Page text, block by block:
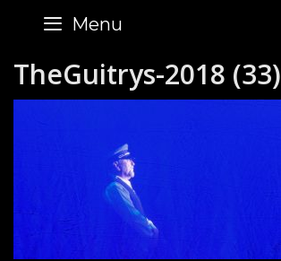
content
Menu
TheGuitrys-2018 (33)